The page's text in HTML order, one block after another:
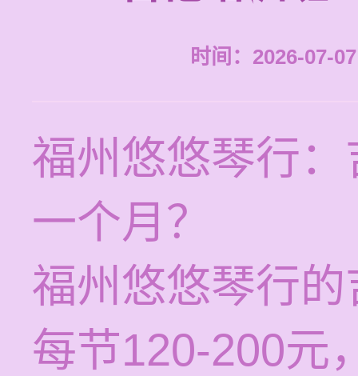
时间：2026-07-
福州悠悠琴行
一个月？
福州悠悠琴行
每节120-200元